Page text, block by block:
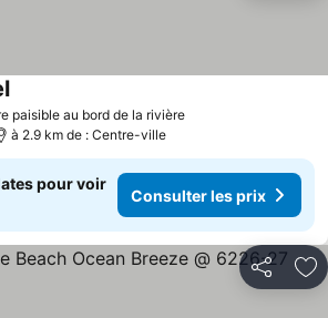
paisible au bord de la rivièreConsulter les
Consulter les prix
à 2.9 km de : Centre-ville
pour voir
Consulter les prix
Partager